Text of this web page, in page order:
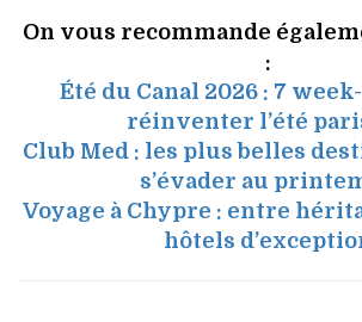
On vous recommande
:
Été du Canal 2026 : 7
réinventer l’été
Club Med : les plus belles
s’évader au
Voyage à Chypre : entre
hôtels d’excepti